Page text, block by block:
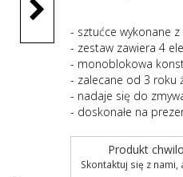
- sztućce wykonane
- zestaw zawiera 4
- monoblokowa
- zalecane od 3 roku
- nadaje się do
- doskonałe na
Produkt
Skontaktuj się z